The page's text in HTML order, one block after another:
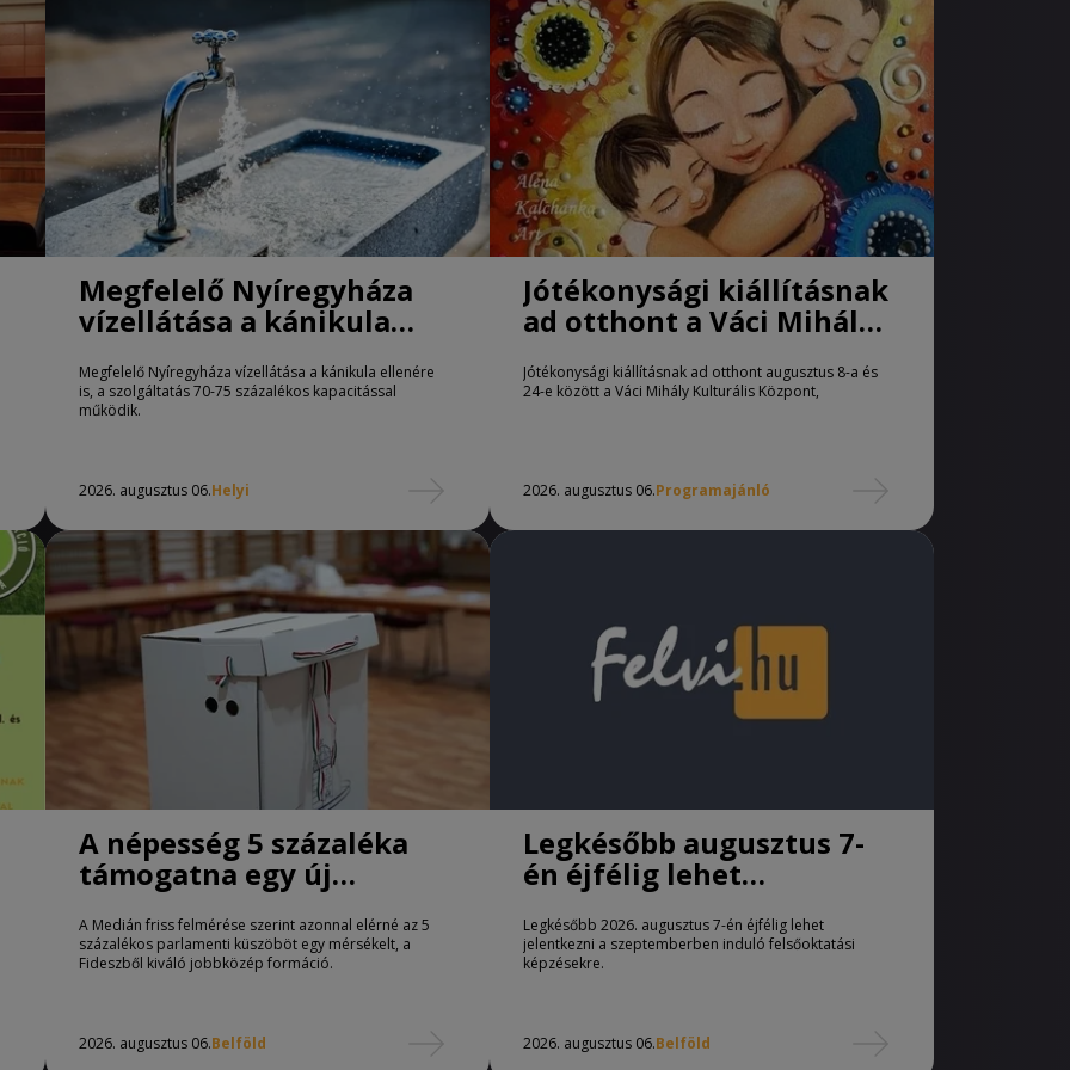
Megfelelő Nyíregyháza
vízellátása a kánikula
Megfelelő Nyíregyháza vízellátása a kánikula ellenére
is, a szolgáltatás 70-75 százalékos kapacitással
működik.
2026. augusztus 06.Helyi
Jótékonysági kiállításnak
ad otthont a Váci Mihály
Jótékonysági kiállításnak ad otthont augusztus 8-a és
24-e között a Váci Mihály Kulturális Központ,
2026. augusztus 06.Programajánló
A népesség 5 százaléka
támogatna egy új
jobbközép pártot
A Medián friss felmérése szerint azonnal elérné az 5
százalékos parlamenti küszöböt egy mérsékelt, a
Fideszből kiváló jobbközép formáció.
2026. augusztus 06.Belföld
Legkésőbb augusztus 7-
én éjfélig lehet
jelentkezni a pótfelvételi
eljárásban
Legkésőbb 2026. augusztus 7-én éjfélig lehet
jelentkezni a szeptemberben induló felsőoktatási
képzésekre.
2026. augusztus 06.Belföld